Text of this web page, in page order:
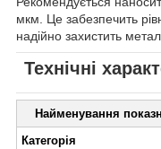
мкм. Це забезпечить
надійно захистить метал
Технічні
Найменування
Категорія